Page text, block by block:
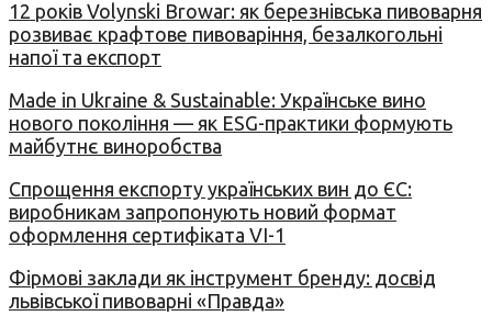
12 років Volynski Browar: як березнівська пивоварня
розвиває крафтове пивоваріння, безалкогольні
напої та експорт
Made in Ukraine & Sustainable: Українське вино
нового покоління — як ESG-практики формують
майбутнє виноробства
Спрощення експорту українських вин до ЄС:
виробникам запропонують новий формат
оформлення сертифіката VI-1
Фірмові заклади як інструмент бренду: досвід
львівської пивоварні «Правда»